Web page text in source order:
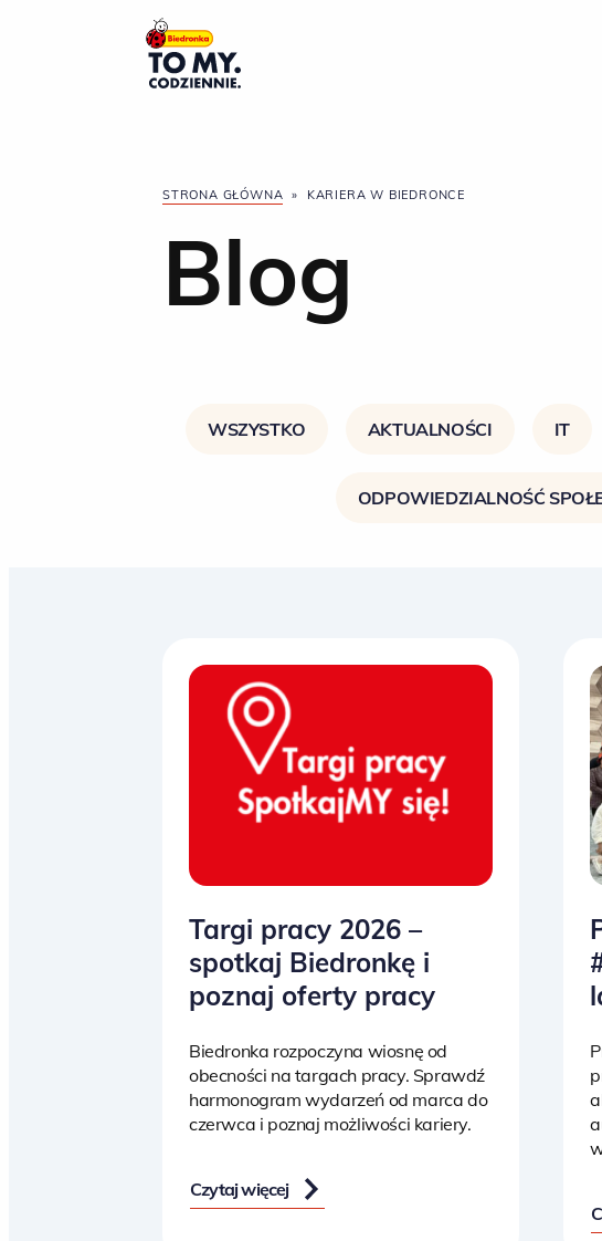
Główne logo
STRONA GŁÓWNA » KARIERA W BIEDRONCE
Blog
WSZYSTKO AKTUALNOŚCI IT
ODPOWIEDZIALNOŚĆ
Targi pracy 2026 –
spotkaj Biedronkę i
poznaj oferty pracy
Biedronka rozpoczyna wiosnę od
obecności na targach pracy. Sprawdź
harmonogram wydarzeń od marca do
czerwca i poznaj możliwości kariery.
Czytaj więcej